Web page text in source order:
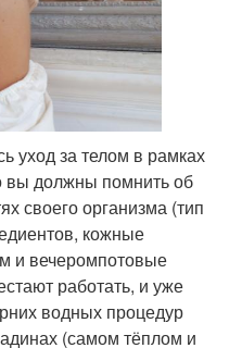
уход за телом в рамках
вы должны помнить об
своего организма (тип
кожные
и вечеромпотовые
работать, и уже
водных процедур
(самом тёплом и